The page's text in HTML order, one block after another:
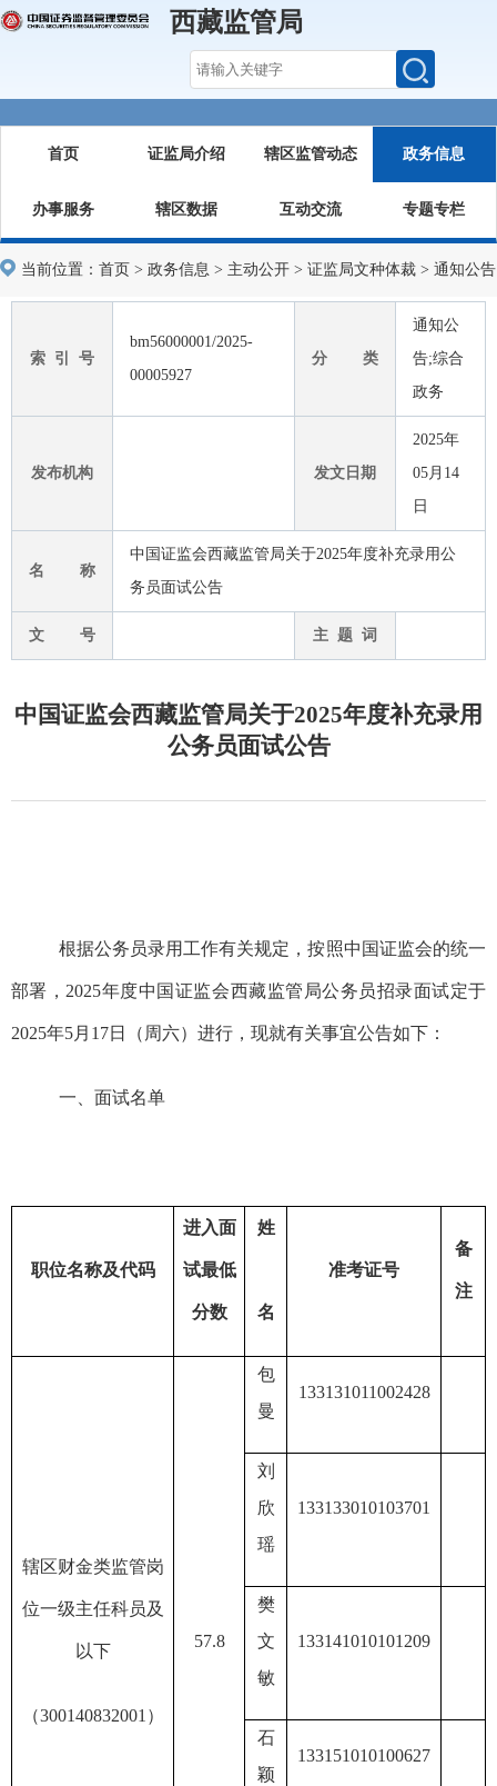
西藏监管局
首页 证监局介绍 辖区监管动态 政务信息
办事服务 辖区数据 互动交流 专题专栏
当前位置： 首页 > 政务信息 > 主动公开 > 证监局文种体裁 > 通知公告
索 引 号
bm56000001/2025-
00005927
分 类
通知公
告;综合
政务
发布机构 发文日期
2025年
05月14
日
名 称
中国证监会西藏监管局关于2025年度补充录用公
务员面试公告
文 号 主 题 词
中国证监会西藏监管局关于2025年度补充录用
公务员面试公告
根据公务员录用工作有关规定，按照中国证监会的统一
部署，2025年度中国证监会西藏监管局公务员招录面试定于
2025年5月 17日（周 六）进行，现就有关事宜公告如下：
一、面试名单
职位名称及代码
进入面
试最低
分数
姓
名
准考证号
备
注
辖区财金类监管岗
位一级主任科员及
以下
（300140832001）
57.8
包
曼
133131011002428
刘
欣
瑶
133133010103701
樊
文
敏
133141010101209
石
颖
133151010100627